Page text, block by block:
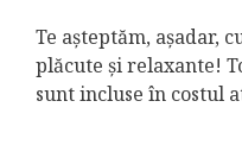
Te așteptăm, așadar,
plăcute și relaxante!
sunt incluse în costul